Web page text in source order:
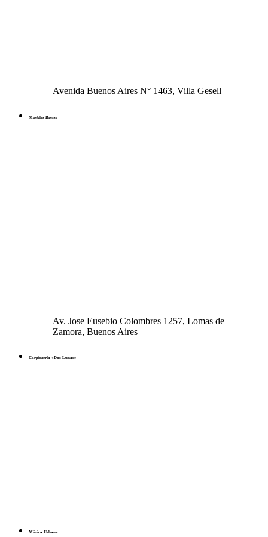
Avenida Buenos Aires N° 1463, Villa Gesell
Muebles Bressi
Av. Jose Eusebio Colombres 1257, Lomas de
Zamora, Buenos Aires
Carpintería «Dos Lunas»
Música Urbana